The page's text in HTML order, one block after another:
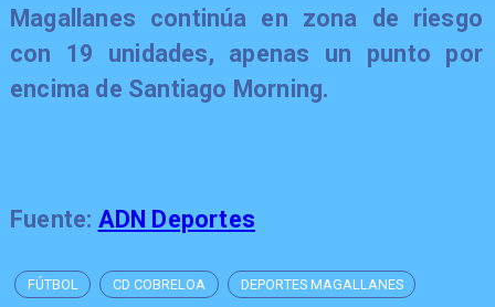
Magallanes continúa en zona de riesgo
con 19 unidades, apenas un punto por
encima de Santiago Morning.
Fuente: ADN Deportes
FÚTBOL CD COBRELOA DEPORTES MAGALLANES